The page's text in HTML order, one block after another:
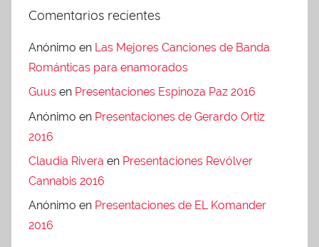
Comentarios recientes
Anónimo en Las Mejores Canciones de Banda
Románticas para enamorados
Guus en Presentaciones Espinoza Paz 2016
Anónimo en Presentaciones de Gerardo Ortiz
2016
Claudia Rivera en Presentaciones Revólver
Cannabis 2016
Anónimo en Presentaciones de EL Komander
2016